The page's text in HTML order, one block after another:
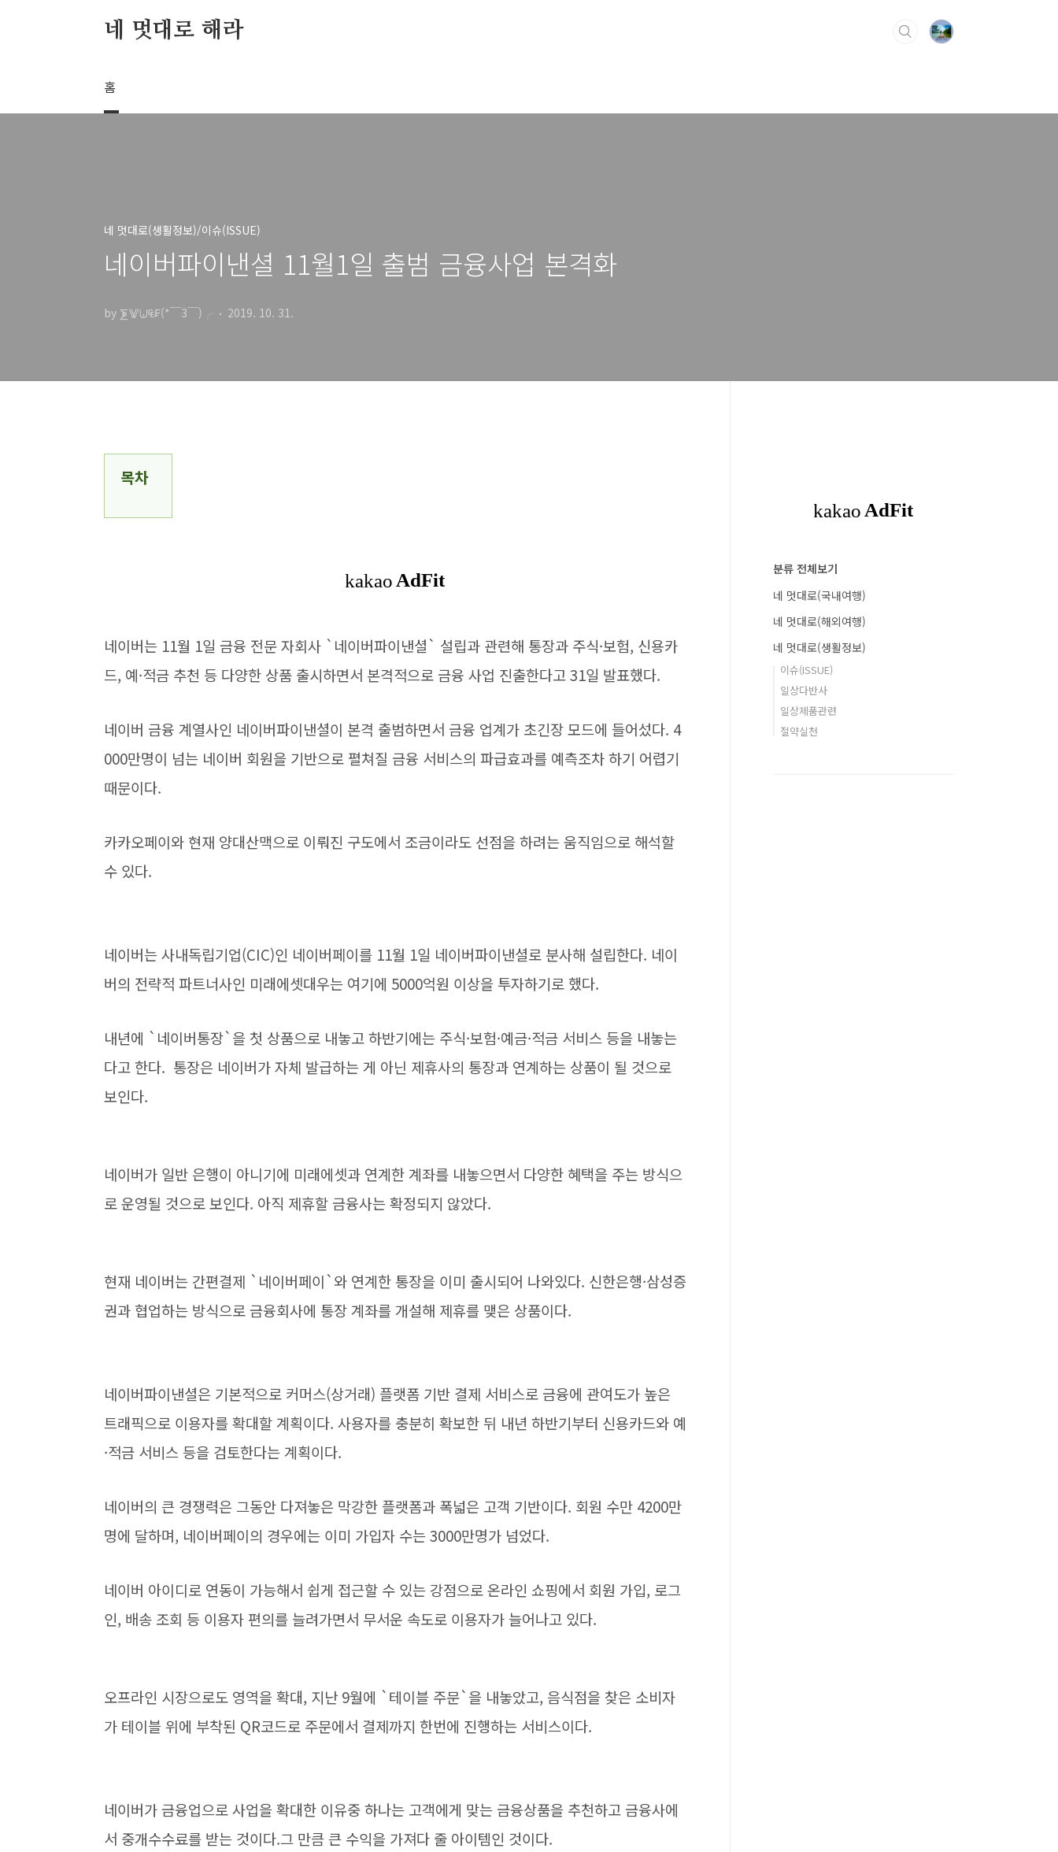
네 멋대로 해라
홈
네 멋대로(생활정보)/이슈(ISSUE)
네이버파이낸셜 11월1일 출범 금융사업 본격화
by ⨊⨈⨄₠₣(*￣3￣)╭ 2019. 10. 31.
목차
네이버는 11월 1일 금융 전문 자회사 `네이버파이낸셜` 설립과 관련해 통장과 주식·보험, 신용카
드, 예·적금 추천 등 다양한 상품 출시하면서 본격적으로 금융 사업 진출한다고 31일 발표했다.
네이버 금융 계열사인 네이버파이낸셜이 본격 출범하면서 금융 업계가 초긴장 모드에 들어섰다. 4
000만명이 넘는 네이버 회원을 기반으로 펼쳐질 금융 서비스의 파급효과를 예측조차 하기 어렵기
때문이다.
카카오페이와 현재 양대산맥으로 이뤄진 구도에서 조금이라도 선점을 하려는 움직임으로 해석할
수 있다.
네이버는 사내독립기업(CIC)인 네이버페이를 11월 1일 네이버파이낸셜로 분사해 설립한다. 네이
버의 전략적 파트너사인 미래에셋대우는 여기에 5000억원 이상을 투자하기로 했다.
내년에 `네이버통장`을 첫 상품으로 내놓고 하반기에는 주식·보험·예금·적금 서비스 등을 내놓는
다고 한다. 통장은 네이버가 자체 발급하는 게 아닌 제휴사의 통장과 연계하는 상품이 될 것으로
보인다.
네이버가 일반 은행이 아니기에 미래에셋과 연계한 계좌를 내놓으면서 다양한 혜택을 주는 방식으
로 운영될 것으로 보인다. 아직 제휴할 금융사는 확정되지 않았다.
현재 네이버는 간편결제 `네이버페이`와 연계한 통장을 이미 출시되어 나와있다. 신한은행·삼성증
권과 협업하는 방식으로 금융회사에 통장 계좌를 개설해 제휴를 맺은 상품이다.
네이버파이낸셜은 기본적으로 커머스(상거래) 플랫폼 기반 결제 서비스로 금융에 관여도가 높은
트래픽으로 이용자를 확대할 계획이다. 사용자를 충분히 확보한 뒤 내년 하반기부터 신용카드와 예
·적금 서비스 등을 검토한다는 계획이다.
네이버의 큰 경쟁력은 그동안 다져놓은 막강한 플랫폼과 폭넓은 고객 기반이다. 회원 수만 4200만
명에 달하며, 네이버페이의 경우에는 이미 가입자 수는 3000만명가 넘었다.
네이버 아이디로 연동이 가능해서 쉽게 접근할 수 있는 강점으로 온라인 쇼핑에서 회원 가입, 로그
인, 배송 조회 등 이용자 편의를 늘려가면서 무서운 속도로 이용자가 늘어나고 있다.
오프라인 시장으로도 영역을 확대, 지난 9월에 `테이블 주문`을 내놓았고, 음식점을 찾은 소비자
가 테이블 위에 부착된 QR코드로 주문에서 결제까지 한번에 진행하는 서비스이다.
네이버가 금융업으로 사업을 확대한 이유중 하나는 고객에게 맞는 금융상품을 추천하고 금융사에
서 중개수수료를 받는 것이다.그 만큼 큰 수익을 가져다 줄 아이템인 것이다.
분류 전체보기
네 멋대로(국내여행)
네 멋대로(해외여행)
네 멋대로(생활정보)
이슈(ISSUE)
일상다반사
일상제품관련
절약실천